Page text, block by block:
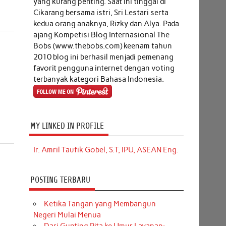
Cikarang bersama istri, Sri Lestari serta
kedua orang anaknya, Rizky dan Alya. Pada
ajang Kompetisi Blog Internasional The
Bobs (www.thebobs.com) keenam tahun
2010 blog ini berhasil menjadi pemenang
favorit pengguna internet dengan voting
terbanyak kategori Bahasa Indonesia.
MY LINKED IN PROFILE
Ir. Amril Taufik Gobel, S.T, IPU, ASEAN Eng.
POSTING TERBARU
Ketika Tangan yang Membangun
Negeri Mulai Menua